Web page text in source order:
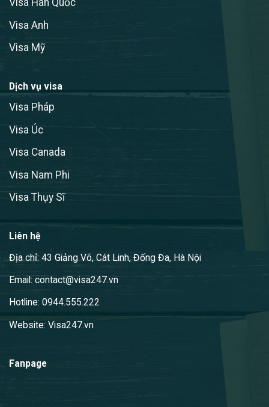
Visa Hàn Quốc
Visa Anh
Visa Mỹ
Dịch vụ visa
Visa Pháp
Visa Úc
Visa Canada
Visa Nam Phi
Visa Thụy Sĩ
Liên hệ
Địa chỉ: 43 Giảng Võ, Cát Linh, Đống Đa, Hà Nội
Email: contact@visa247.vn
Hotline: 0944.555.222
Website: Visa247.vn
Fanpage